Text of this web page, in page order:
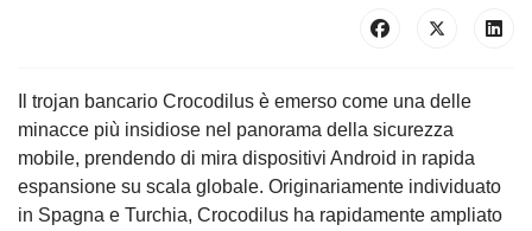
Il trojan bancario Crocodilus è emerso come una delle
minacce più insidiose nel panorama della sicurezza
mobile, prendendo di mira dispositivi Android in rapida
espansione su scala globale. Originariamente individuato
in Spagna e Turchia, Crocodilus ha rapidamente ampliato